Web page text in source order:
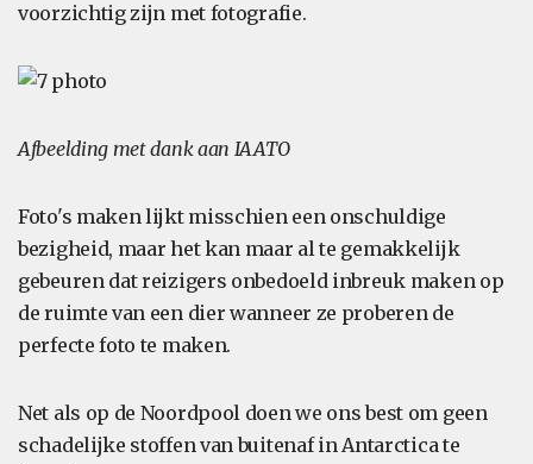
voorzichtig zijn met fotografie.
Afbeelding met dank aan IAATO
Foto's maken lijkt misschien een onschuldige
bezigheid, maar het kan maar al te gemakkelijk
gebeuren dat reizigers onbedoeld inbreuk maken op
de ruimte van een dier wanneer ze proberen de
perfecte foto te maken.
Net als op de Noordpool doen we ons best om geen
schadelijke stoffen van buitenaf in Antarctica te